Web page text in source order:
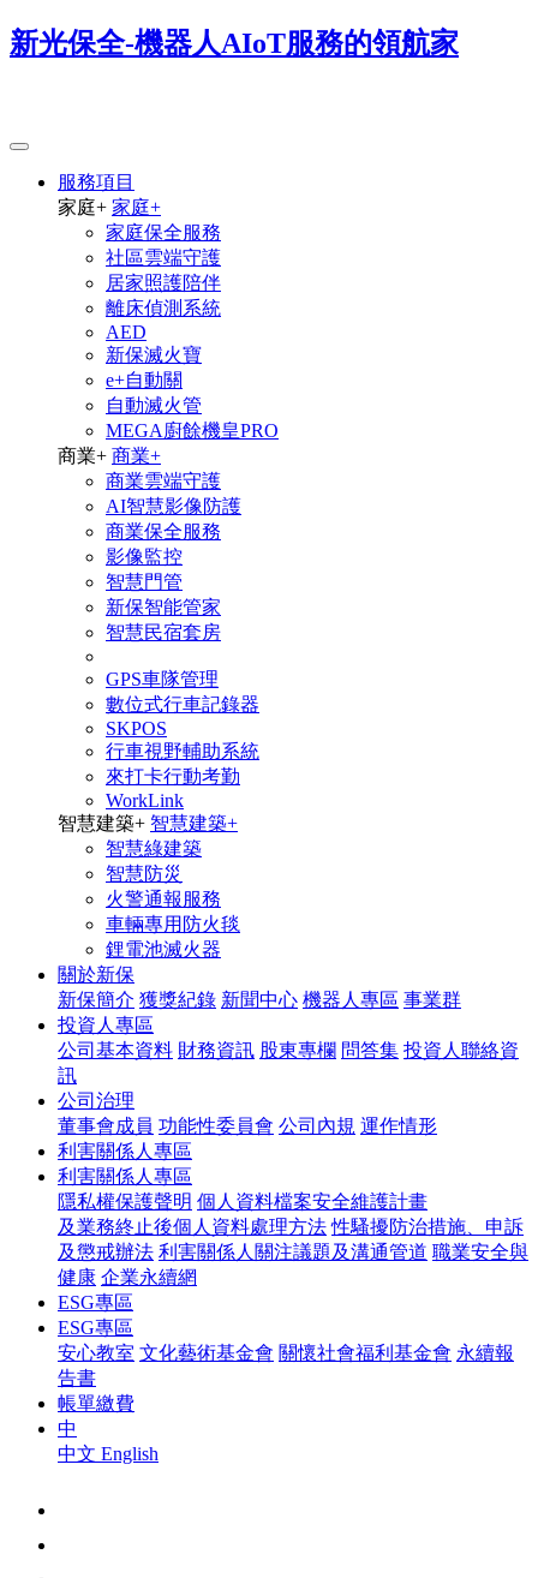
新光保全-機器人AIoT服務的領航家
服務項目
家庭+ 家庭+
家庭保全服務
社區雲端守護
居家照護陪伴
離床偵測系統
AED
新保滅火寶
e+自動關
自動滅火管
MEGA廚餘機皇PRO
商業+ 商業+
商業雲端守護
AI智慧影像防護
商業保全服務
影像監控
智慧門管
新保智能管家
智慧民宿套房
GPS車隊管理
數位式行車記錄器
SKPOS
行車視野輔助系統
來打卡行動考勤
WorkLink
智慧建築+ 智慧建築+
智慧綠建築
智慧防災
火警通報服務
車輛專用防火毯
鋰電池滅火器
關於新保
新保簡介 獲獎紀錄 新聞中心 機器人專區 事業群
投資人專區
公司基本資料 財務資訊 股東專欄 問答集 投資人聯絡資
訊
公司治理
董事會成員 功能性委員會 公司內規 運作情形
利害關係人專區
利害關係人專區
隱私權保護聲明 個人資料檔案安全維護計畫
及業務終止後個人資料處理方法 性騷擾防治措施、申訴
及懲戒辦法 利害關係人關注議題及溝通管道 職業安全與
健康 企業永續網
ESG專區
ESG專區
安心教室 文化藝術基金會 關懷社會福利基金會 永續報
告書
帳單繳費
中
中文 English